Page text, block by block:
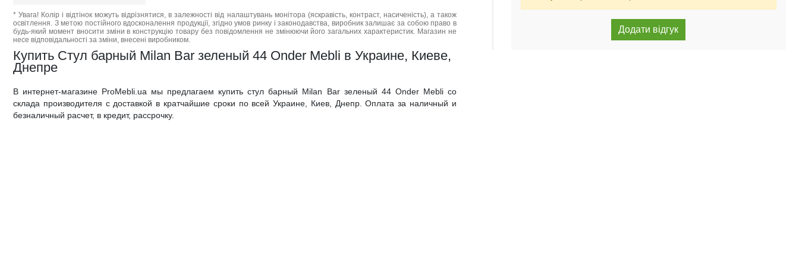
* Увага! Колір і відтінок можуть відрізнятися, в залежності від налаштувань монітора (яскравість, контраст, насиченість), а також
освітлення. З метою постійного вдосконалення продукції, згідно умов ринку і законодавства, виробник залишає за собою право в
будь-який момент вносити зміни в конструкцію товару без повідомлення не змінюючи його загальних характеристик. Магазин не
несе відповідальності за зміни, внесені виробником.
Купить Стул барный Milan Bar зеленый 44 Onder Mebli в Украине, Киеве,
Днепре
В интернет-магазине ProMebli.ua мы предлагаем купить стул барный Milan Bar зеленый 44 Onder Mebli со
склада производителя с доставкой в кратчайшие сроки по всей Украине, Киев, Днепр. Оплата за наличный и
безналичный расчет, в кредит, рассрочку.